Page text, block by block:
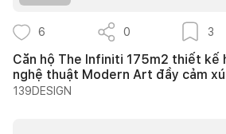
6 0 3
Căn hộ The Infiniti 175m2 thiết kế
nghệ thuật Modern Art đầy cảm
139DESIGN